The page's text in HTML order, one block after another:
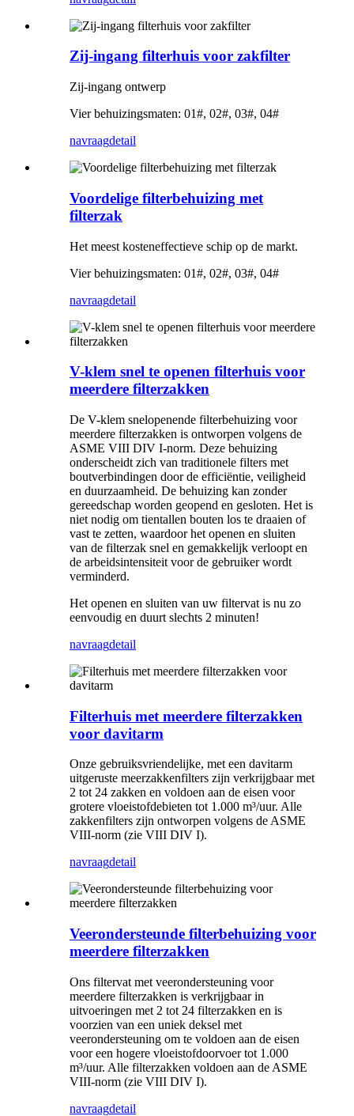
Zij-ingang filterhuis voor zakfilter
Zij-ingang ontwerp
Vier behuizingsmaten: 01#, 02#, 03#, 04#
navraagdetail
Voordelige filterbehuizing met
filterzak
Het meest kosteneffectieve schip op de markt.
Vier behuizingsmaten: 01#, 02#, 03#, 04#
navraagdetail
V-klem snel te openen filterhuis voor
meerdere filterzakken
De V-klem snelopenende filterbehuizing voor
meerdere filterzakken is ontworpen volgens de
ASME VIII DIV I-norm. Deze behuizing
onderscheidt zich van traditionele filters met
boutverbindingen door de efficiëntie, veiligheid
en duurzaamheid. De behuizing kan zonder
gereedschap worden geopend en gesloten. Het is
niet nodig om tientallen bouten los te draaien of
vast te zetten, waardoor het openen en sluiten
van de filterzak snel en gemakkelijk verloopt en
de arbeidsintensiteit voor de gebruiker wordt
verminderd.
Het openen en sluiten van uw filtervat is nu zo
eenvoudig en duurt slechts 2 minuten!
navraagdetail
Filterhuis met meerdere filterzakken
voor davitarm
Onze gebruiksvriendelijke, met een davitarm
uitgeruste meerzakkenfilters zijn verkrijgbaar met
2 tot 24 zakken en voldoen aan de eisen voor
grotere vloeistofdebieten tot 1.000 m³/uur. Alle
zakkenfilters zijn ontworpen volgens de ASME
VIII-norm (zie VIII DIV I).
navraagdetail
Veerondersteunde filterbehuizing voor
meerdere filterzakken
Ons filtervat met veerondersteuning voor
meerdere filterzakken is verkrijgbaar in
uitvoeringen met 2 tot 24 filterzakken en is
voorzien van een uniek deksel met
veerondersteuning om te voldoen aan de eisen
voor een hogere vloeistofdoorvoer tot 1.000
m³/uur. Alle filterzakken voldoen aan de ASME
VIII-norm (zie VIII DIV I).
navraagdetail